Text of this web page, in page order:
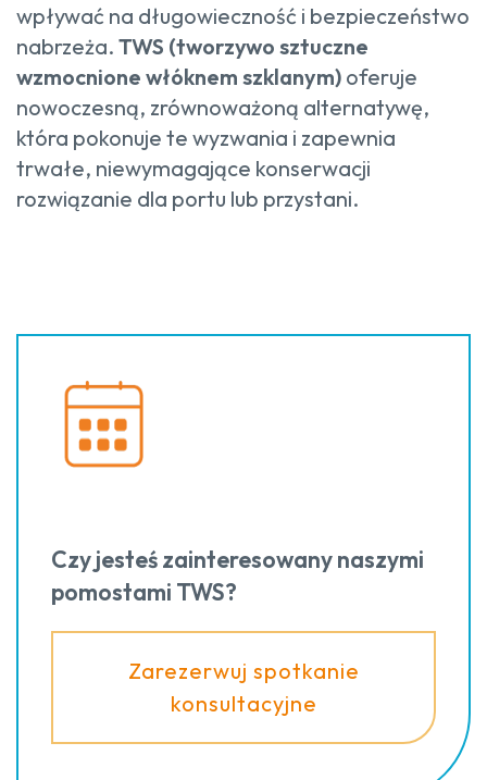
wpływać na długowieczność i bezpieczeństwo
nabrzeża. TWS (tworzywo sztuczne
wzmocnione włóknem szklanym) oferuje
nowoczesną, zrównoważoną alternatywę,
która pokonuje te wyzwania i zapewnia
trwałe, niewymagające konserwacji
rozwiązanie dla portu lub przystani.
Czy jesteś zainteresowany naszymi
pomostami TWS?
Zarezerwuj spotkanie
konsultacyjne